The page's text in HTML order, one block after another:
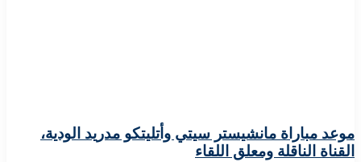
موعد مباراة مانشيستر سيتي وأتليتكو مدريد الودية،
القناة الناقلة ومعلق اللقاء